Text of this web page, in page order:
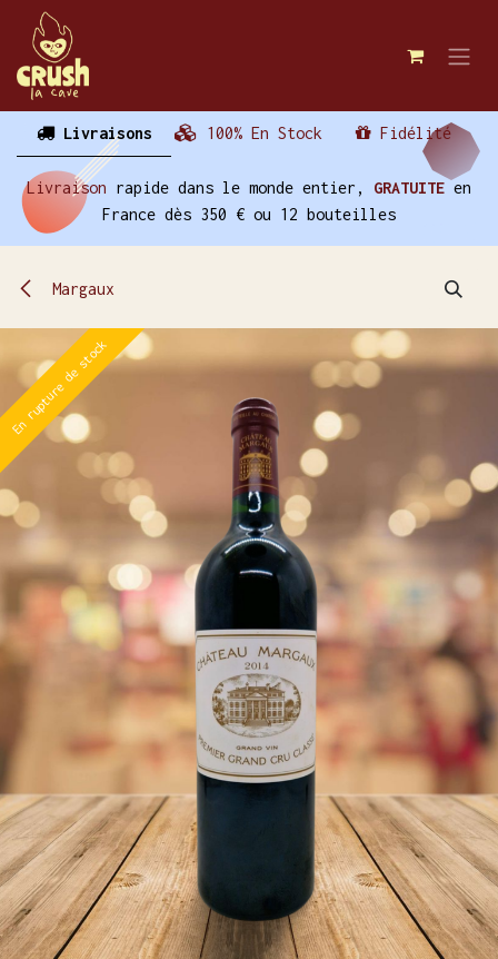
Se rendre au contenu
Livraisons 100% En Stock Fidélité
Livraison rapide dans le monde entier, GRATUITE en
France dès 350 € ou 12 bouteilles
Margaux
En rupture de stock